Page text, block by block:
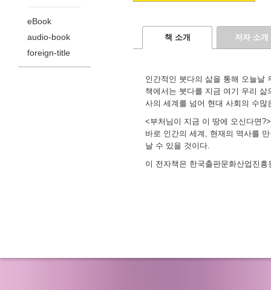
책 소개 저자 소개
인간적인 붓다의 삶을 통해 오늘날
책에서는 붓다를 지금 여기 우리
사의 세계를 넘어 현대 사회의 수
<부처님이 지금 이 땅에 오신다면
바로 인간의 세계, 현재의 역사를
날 수 있을 것이다.
이 전자책은 한국출판문화산업진흥
eBook
audio-book
foreign-title